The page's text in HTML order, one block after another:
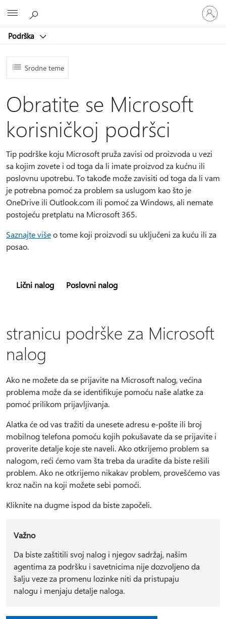
Podrška
Prijavite
se
na
Srodne teme
Obratite se Microsoft
korisničkoj podršci
Tip podrške koju Microsoft pruža zavisi od proizvoda u vezi
sa kojim zovete i od toga da li imate proizvod za kućnu ili
poslovnu upotrebu. To takođe može zavisiti od toga da li vam
je potrebna pomoć za problem sa uslugom kao što je
OneDrive ili Outlook.com ili pomoć za Windows, ali nemate
postojeću pretplatu na Microsoft 365.
Saznajte višeo tome koji proizvodi su uključeni za kuću ili za
posao.
Lični nalog Poslovni nalog
stranicu podrške za Microsoft
nalog
Ako ne možete da se prijavite na Microsoft nalog, većina
problema može da se identifikuje pomoću naše alatke za
pomoć prilikom prijavljivanja.
Alatka će od vas tražiti da unesete adresu e-pošte ili broj
mobilnog telefona pomoću kojih pokušavate da se prijavite i
proverite detalje koje ste naveli. Ako otkrijemo problem sa
nalogom, reći ćemo vam šta treba da uradite da biste rešili
problem. Ako ne otkrijemo nikakav problem, provešćemo vas
kroz način na koji možete sebi pomoći.
Kliknite na dugme ispod da biste započeli.
Važno
Da biste zaštitili svoj nalog i njegov sadržaj, našim
agentima za podršku i savetnicima nije dozvoljeno da
šalju veze za promenu lozinke niti da pristupaju
nalogu i menjaju detalje naloga.